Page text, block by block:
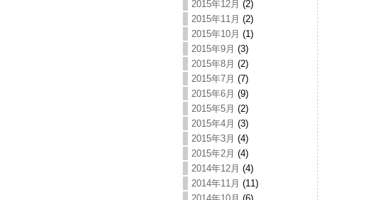
2015年12月 (2)
2015年11月 (2)
2015年10月 (1)
2015年9月 (3)
2015年8月 (2)
2015年7月 (7)
2015年6月 (9)
2015年5月 (2)
2015年4月 (3)
2015年3月 (4)
2015年2月 (4)
2014年12月 (4)
2014年11月 (11)